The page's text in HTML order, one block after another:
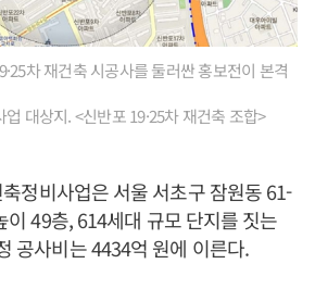
차 재건축 시공사를 둘러싼 홍보전이 본격
업 대상지. <신반포 19·25차 재건축 조합>
정비사업은 서울 서초구 잠원동 61-
이 49층, 614세대 규모 단지를 짓는
공사비는 4434억 원에 이른다.